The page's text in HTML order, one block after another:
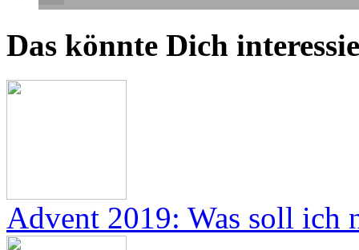
Das könnte Dich
Advent 2019: Was soll ich